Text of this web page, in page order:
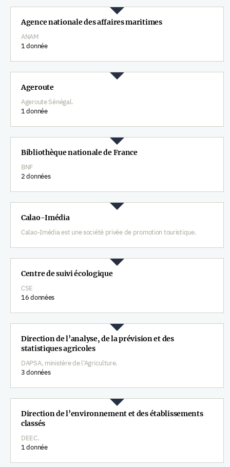
Agence nationale des affaires maritimes
ANAM
1 donnée
Ageroute
Ageroute Sénégal.
1 donnée
Bibliothèque nationale de France
BNF
2 données
Calao-Imédia
Calao-Imédia est une société privée de promotion touristique.
Centre de suivi écologique
CSE
16 données
Direction de l’analyse, de la prévision et des
statistiques agricoles
DAPSA, ministère de l'Agriculture.
3 données
Direction de l’environnement et des établissements
classés
DEEC.
1 donnée